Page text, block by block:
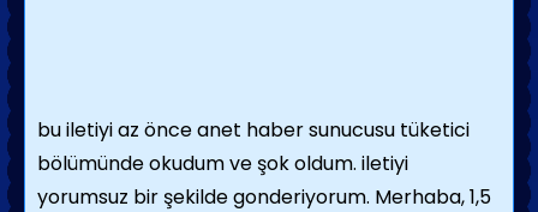
bu iletiyi az önce anet haber sunucusu tüketici
bölümünde okudum ve şok oldum. iletiyi
yorumsuz bir şekilde gonderiyorum. Merhaba, 1,5